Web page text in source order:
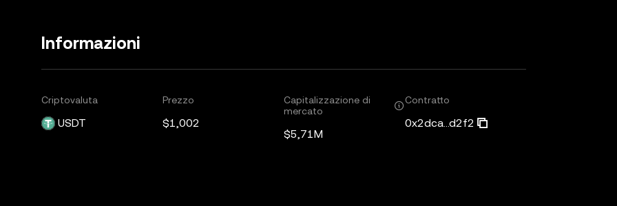
Informazioni
Criptovaluta
USDT
Prezzo
$1,002
Capitalizzazione di
mercato
$5,71M
Contratto
0x2dca...d2f2